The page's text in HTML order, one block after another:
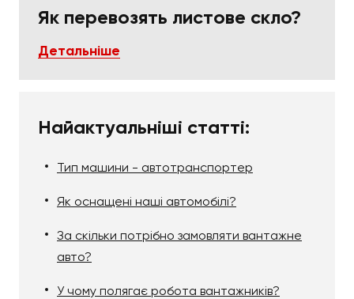
Як перевозять листове скло?
Детальніше
Найактуальніші статті:
Тип машини - автотранспортер
Як оснащені наші автомобілі?
За скільки потрібно замовляти вантажне
авто?
У чому полягає робота вантажників?